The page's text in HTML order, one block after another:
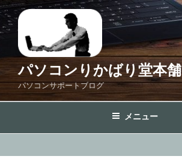
コ
ン
テ
ス
プ
パソコンりかばり堂本舗
パソコンサポートブログ
メニュー